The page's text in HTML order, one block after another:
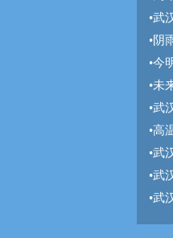
•武
•阴
•今
•未
•武
•高
•武
•武
•武